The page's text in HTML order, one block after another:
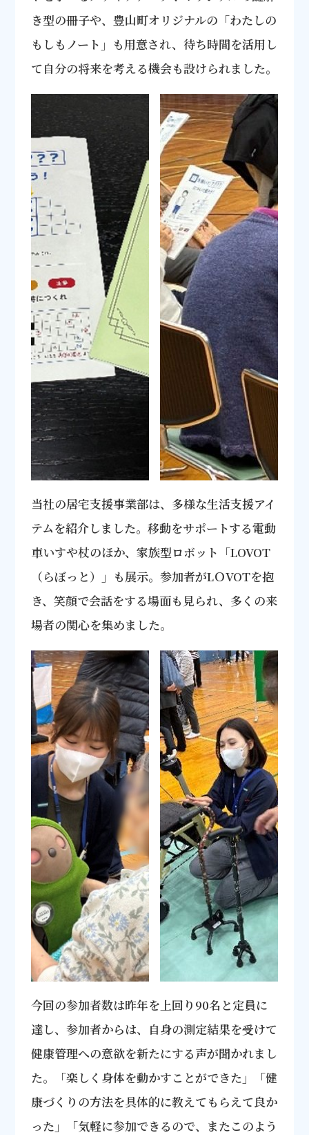
き型の冊子や、豊山町オリジナルの「わたしの
もしもノート」も用意され、待ち時間を活用し
て自分の将来を考える機会も設けられました。
当社の居宅支援事業部は、多様な生活支援アイ
テムを紹介しました。移動をサポートする電動
車いすや杖のほか、家族型ロボット「LOVOT
（らぼっと）」も展示。参加者がLＯVOTを抱
き、笑顔で会話をする場面も見られ、多くの来
場者の関心を集めました。
今回の参加者数は昨年を上回り90名と定員に
達し、参加者からは、自身の測定結果を受けて
健康管理への意欲を新たにする声が聞かれまし
た。「楽しく身体を動かすことができた」「健
康づくりの方法を具体的に教えてもらえて良か
った」「気軽に参加できるので、またこのよう